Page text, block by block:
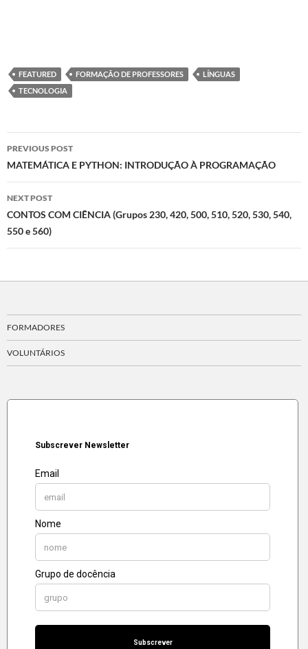
FEATURED FORMAÇÃO DE PROFESSORES
LÍNGUAS
TECNOLOGIA
Post
navigation
PREVIOUS POST
MATEMÁTICA E PYTHON: INTRODUÇÃO À PROGRAMAÇÃO
NEXT POST
CONTOS COM CIÊNCIA (Grupos 230, 420, 500, 510, 520, 530, 540,
550 e 560)
FORMADORES
VOLUNTÁRIOS